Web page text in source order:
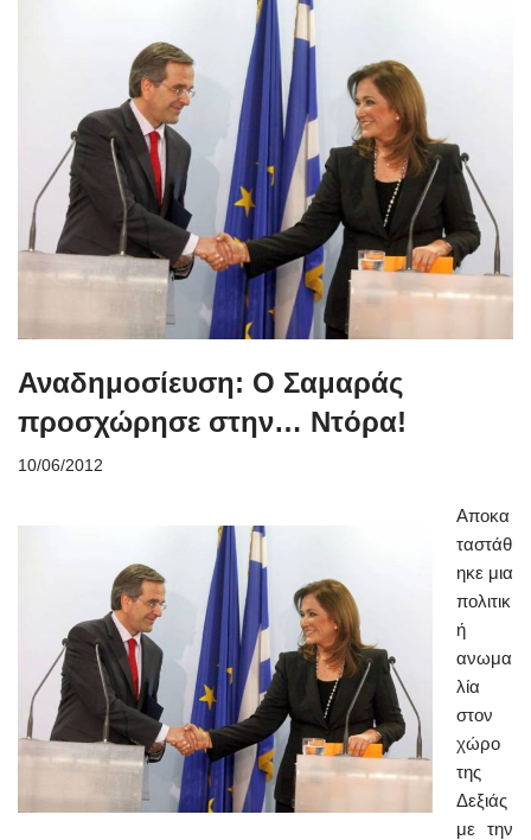
Αναδημοσίευση: Ο Σαμαράς
προσχώρησε στην… Ντόρα!
10/06/2012
Αποκα
ταστάθ
ηκε μια
πολιτικ
ή
ανωμα
λία
στον
χώρο
της
Δεξιάς
με την